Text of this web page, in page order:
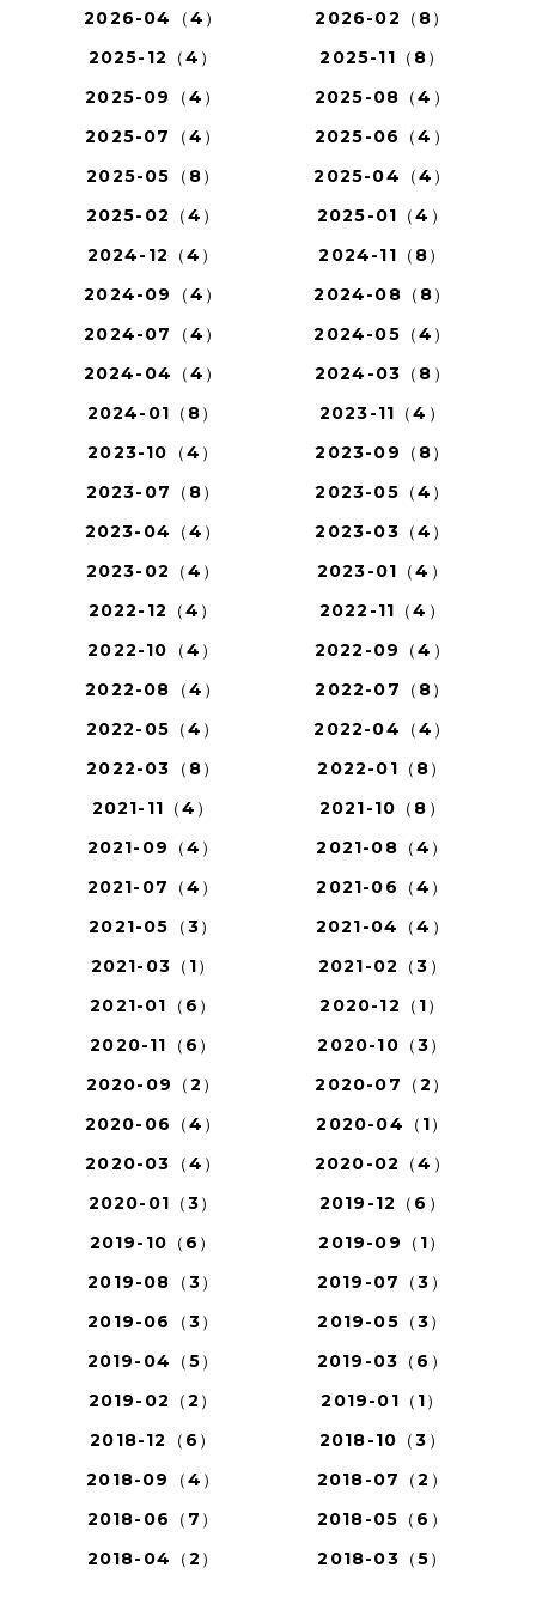
2026-04（4）
2026-02（8）
2025-12（4）
2025-11（8）
2025-09（4）
2025-08（4）
2025-07（4）
2025-06（4）
2025-05（8）
2025-04（4）
2025-02（4）
2025-01（4）
2024-12（4）
2024-11（8）
2024-09（4）
2024-08（8）
2024-07（4）
2024-05（4）
2024-04（4）
2024-03（8）
2024-01（8）
2023-11（4）
2023-10（4）
2023-09（8）
2023-07（8）
2023-05（4）
2023-04（4）
2023-03（4）
2023-02（4）
2023-01（4）
2022-12（4）
2022-11（4）
2022-10（4）
2022-09（4）
2022-08（4）
2022-07（8）
2022-05（4）
2022-04（4）
2022-03（8）
2022-01（8）
2021-11（4）
2021-10（8）
2021-09（4）
2021-08（4）
2021-07（4）
2021-06（4）
2021-05（3）
2021-04（4）
2021-03（1）
2021-02（3）
2021-01（6）
2020-12（1）
2020-11（6）
2020-10（3）
2020-09（2）
2020-07（2）
2020-06（4）
2020-04（1）
2020-03（4）
2020-02（4）
2020-01（3）
2019-12（6）
2019-10（6）
2019-09（1）
2019-08（3）
2019-07（3）
2019-06（3）
2019-05（3）
2019-04（5）
2019-03（6）
2019-02（2）
2019-01（1）
2018-12（6）
2018-10（3）
2018-09（4）
2018-07（2）
2018-06（7）
2018-05（6）
2018-04（2）
2018-03（5）